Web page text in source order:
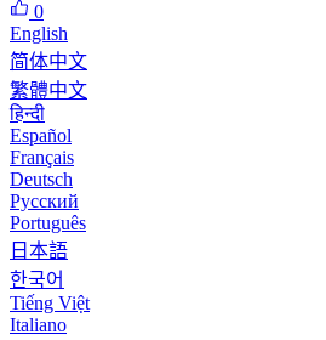
0
English
简体中文
繁體中文
हिन्दी
Español
Français
Deutsch
Русский
Português
日本語
한국어
Tiếng Việt
Italiano